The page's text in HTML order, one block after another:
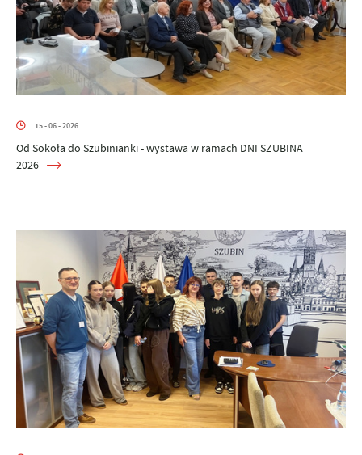
15 - 06 - 2026
Od Sokoła do Szubinianki - wystawa w ramach DNI SZUBINA
2026